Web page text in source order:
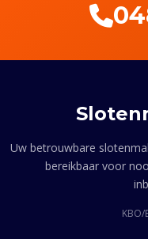
Uw betrouwbare
bereikbaar voor
KBO/